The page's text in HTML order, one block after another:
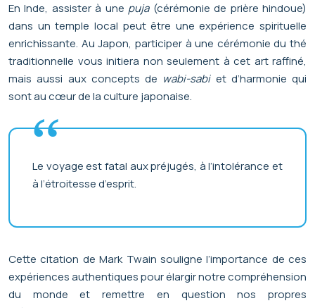
En Inde, assister à une puja(cérémonie de prière hindoue)
dans un temple local peut être une expérience spirituelle
enrichissante. Au Japon, participer à une cérémonie du thé
traditionnelle vous initiera non seulement à cet art raffiné,
mais aussi aux concepts de wabi-sabiet d’harmonie qui
sont au cœur de la culture japonaise.
Le voyage est fatal aux préjugés, à l’intolérance et
à l’étroitesse d’esprit.
Cette citation de Mark Twain souligne l’importance de ces
expériences authentiques pour élargir notre compréhension
du monde et remettre en question nos propres